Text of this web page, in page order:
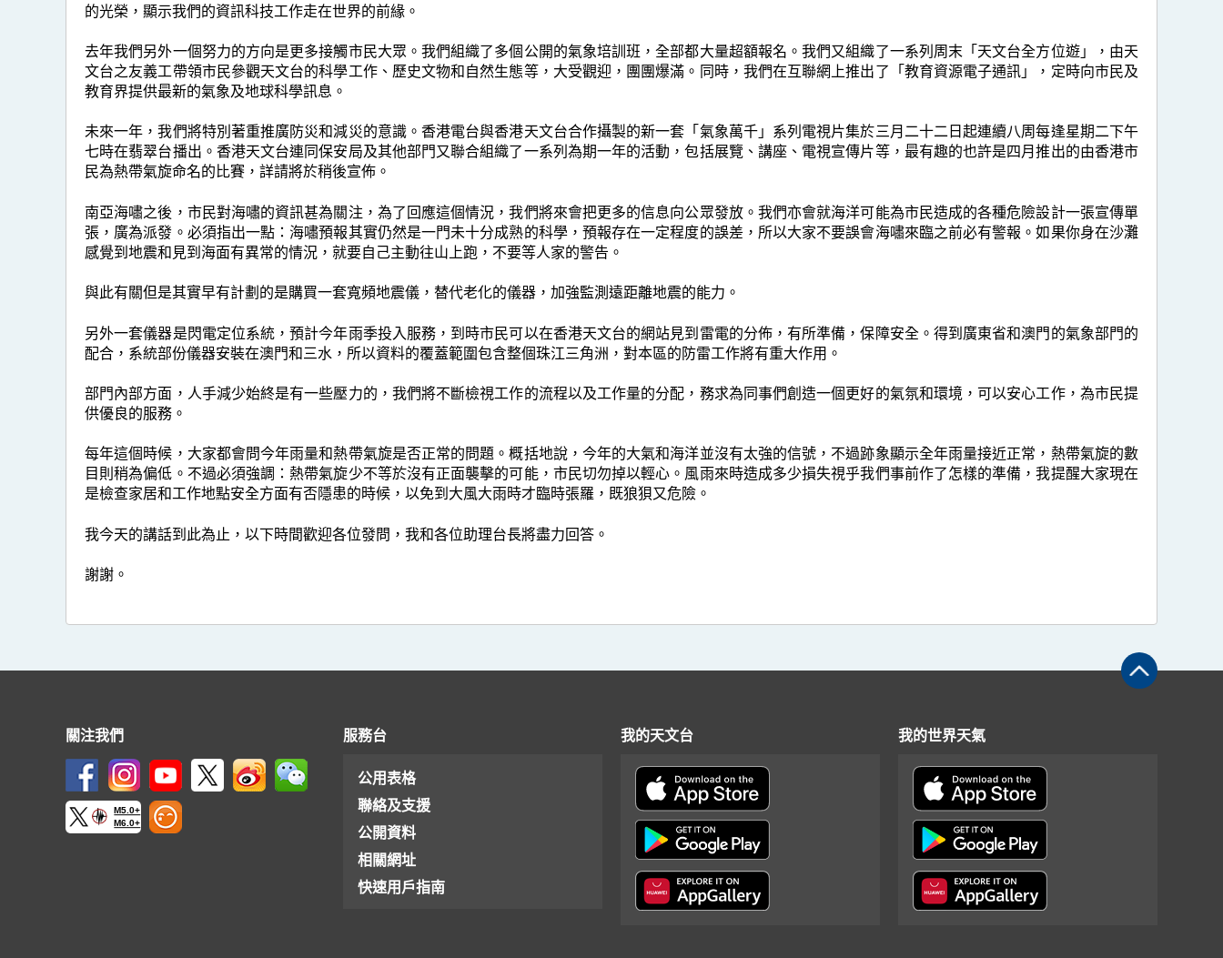
的光榮，顯示我們的資訊科技工作走在世界的前緣。
去年我們另外一個努力的方向是更多接觸市民大眾。我們組織了多個公開的氣象培訓班，全部都大量超額報名。我們又組織了一系列周末「天文台全方位遊」，由天
文台之友義工帶領市民參觀天文台的科學工作、歷史文物和自然生態等，大受觀迎，團團爆滿。同時，我們在互聯網上推出了「教育資源電子通訊」，定時向市民及
教育界提供最新的氣象及地球科學訊息。
未來一年，我們將特別著重推廣防災和減災的意識。香港電台與香港天文台合作攝製的新一套「氣象萬千」系列電視片集於三月二十二日起連續八周每逢星期二下午
七時在翡翠台播出。香港天文台連同保安局及其他部門又聯合組織了一系列為期一年的活動，包括展覽、講座、電視宣傳片等，最有趣的也許是四月推出的由香港市
民為熱帶氣旋命名的比賽，詳請將於稍後宣佈。
南亞海嘯之後，市民對海嘯的資訊甚為關注，為了回應這個情況，我們將來會把更多的信息向公眾發放。我們亦會就海洋可能為市民造成的各種危險設計一張宣傳單
張，廣為派發。必須指出一點：海嘯預報其實仍然是一門未十分成熟的科學，預報存在一定程度的誤差，所以大家不要誤會海嘯來臨之前必有警報。如果你身在沙灘
感覺到地震和見到海面有異常的情況，就要自己主動往山上跑，不要等人家的警告。
與此有關但是其實早有計劃的是購買一套寬頻地震儀，替代老化的儀器，加強監測遠距離地震的能力。
另外一套儀器是閃電定位系統，預計今年雨季投入服務，到時市民可以在香港天文台的網站見到雷電的分佈，有所準備，保障安全。得到廣東省和澳門的氣象部門的
配合，系統部份儀器安裝在澳門和三水，所以資料的覆蓋範圍包含整個珠江三角洲，對本區的防雷工作將有重大作用。
部門內部方面，人手減少始終是有一些壓力的，我們將不斷檢視工作的流程以及工作量的分配，務求為同事們創造一個更好的氣氛和環境，可以安心工作，為市民提
供優良的服務。
每年這個時候，大家都會問今年雨量和熱帶氣旋是否正常的問題。概括地說，今年的大氣和海洋並沒有太強的信號，不過跡象顯示全年雨量接近正常，熱帶氣旋的數
目則稍為偏低。不過必須強調：熱帶氣旋少不等於沒有正面襲擊的可能，市民切勿掉以輕心。風雨來時造成多少損失視乎我們事前作了怎樣的準備，我提醒大家現在
是檢查家居和工作地點安全方面有否隱患的時候，以免到大風大雨時才臨時張羅，既狼狽又危險。
我今天的講話到此為止，以下時間歡迎各位發問，我和各位助理台長將盡力回答。
謝謝。
關注我們
M5.0+
M6.0+
服務台
公用表格
聯絡及支援
公開資料
相關網址
快速用戶指南
我的天文台 我的世界天氣